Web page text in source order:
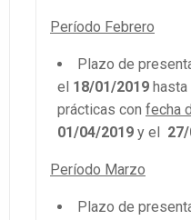
Período Febrero
Plazo de
el 18/01/2019 hasta
prácticas con fecha
01/04/2019 y el
Período Marzo
Plazo de